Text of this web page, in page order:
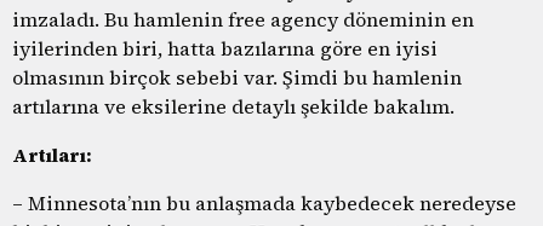
imzaladı. Bu hamlenin free agency döneminin en
iyilerinden biri, hatta bazılarına göre en iyisi
olmasının birçok sebebi var. Şimdi bu hamlenin
artılarına ve eksilerine detaylı şekilde bakalım.
Artıları:
– Minnesota’nın bu anlaşmada kaybedecek neredeyse